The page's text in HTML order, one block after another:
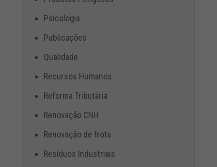
Psicologia
Publicações
Qualidade
Recursos Humanos
Reforma Tributária
Renovação CNH
Renovação de frota
Resíduos Industriais